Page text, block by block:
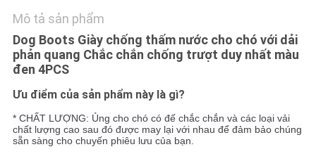
PRIVACY
POLICY
Mô tả sản phẩm
Dog Boots Giày chống thấm nước cho chó với dải
phản quang Chắc chắn chống trượt duy nhất màu
đen 4PCS
Ưu điểm của sản phẩm này là gì?
* CHẤT LƯỢNG: Ủng cho chó có đế chắc chắn và các loại vải
chất lượng cao sau đó được may lại với nhau để đảm bảo chúng
sẵn sàng cho chuyến phiêu lưu của bạn.